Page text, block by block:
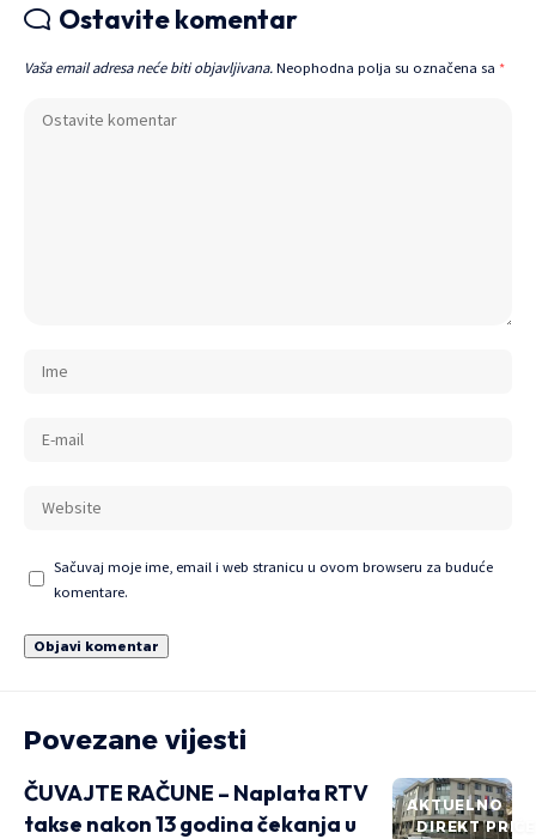
Ostavite komentar
Vaša email adresa neće biti objavljivana. Neophodna polja su označena sa *
Sačuvaj moje ime, email i web stranicu u ovom browseru za buduće
komentare.
Povezane vijesti
AKTUELNO
DIREKT PRIČE
ČUVAJTE RAČUNE – Naplata RTV
takse nakon 13 godina čekanja u